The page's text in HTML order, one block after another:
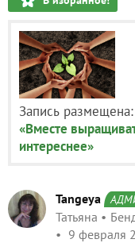
Запись размещена:
«Вместе
интереснее»
Tangeya
Татьяна
9 февраля